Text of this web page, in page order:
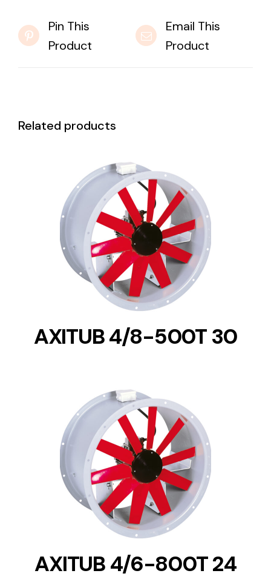
Pin This
Product
Email This
Product
Related products
DETAILS
AXITUB 4/8-500T 30
DETAILS
AXITUB 4/6-800T 24